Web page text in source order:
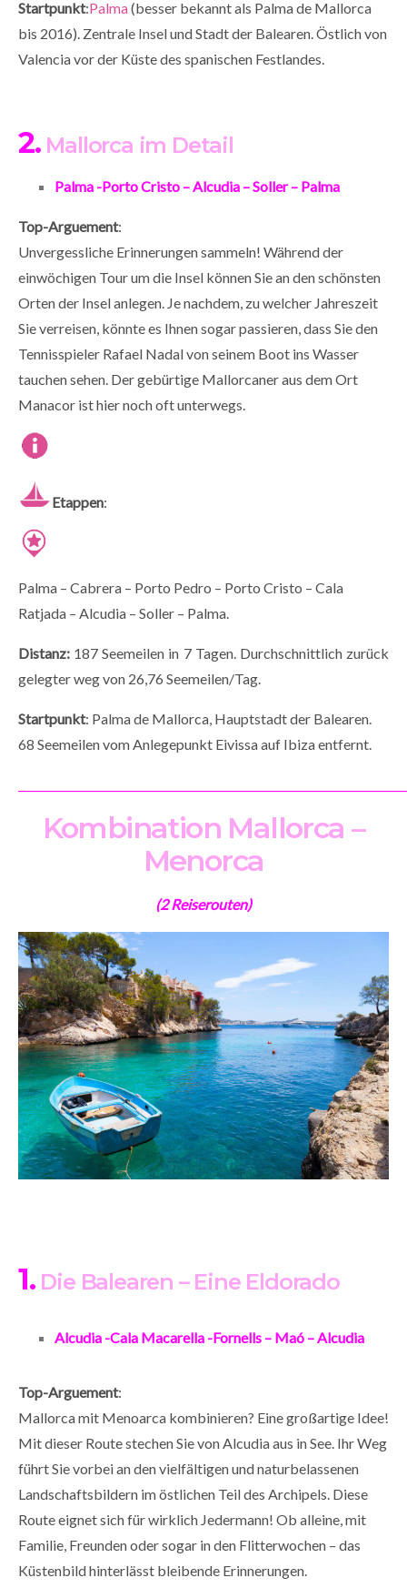
Startpunkt:Palma(besser bekannt als Palma de Mallorca
bis 2016). Zentrale Insel und Stadt der Balearen. Östlich von
Valencia vor der Küste des spanischen Festlandes.
2.Mallorca im Detail
Palma -Porto Cristo – Alcudia – Soller – Palma
Top-Arguement:
Unvergessliche Erinnerungen sammeln! Während der
einwöchigen Tour um die Insel können Sie an den schönsten
Orten der Insel anlegen. Je nachdem, zu welcher Jahreszeit
Sie verreisen, könnte es Ihnen sogar passieren, dass Sie den
Tennisspieler Rafael Nadal von seinem Boot ins Wasser
tauchen sehen. Der gebürtige Mallorcaner aus dem Ort
Manacor ist hier noch oft unterwegs.
Etappen:
Palma – Cabrera – Porto Pedro – Porto Cristo – Cala
Ratjada – Alcudia – Soller – Palma.
Distanz: 187 Seemeilen in 7 Tagen. Durchschnittlich zurück
gelegter weg von 26,76 Seemeilen/Tag.
Startpunkt: Palma de Mallorca, Hauptstadt der Balearen.
68 Seemeilen vom Anlegepunkt Eivissa auf Ibiza entfernt.
Kombination Mallorca –
Menorca
(2 Reiserouten)
1.Die Balearen – Eine Eldorado
Alcudia -Cala Macarella -Fornells – Maó – Alcudia
Top-Arguement:
Mallorca mit Menoarca kombinieren? Eine großartige Idee!
Mit dieser Route stechen Sie von Alcudia aus in See. Ihr Weg
führt Sie vorbei an den vielfältigen und naturbelassenen
Landschaftsbildern im östlichen Teil des Archipels. Diese
Route eignet sich für wirklich Jedermann! Ob alleine, mit
Familie, Freunden oder sogar in den Flitterwochen – das
Küstenbild hinterlässt bleibende Erinnerungen.